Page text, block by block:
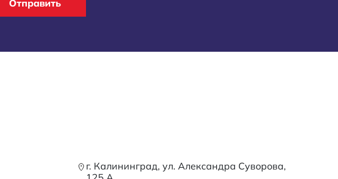
Отправить
г. Калининград, ул. Александра Суворова,